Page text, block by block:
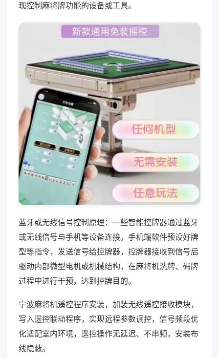
现控制麻将牌功能的设备或工具。
蓝牙或无线信号控制原理：一些智能控牌器通过蓝牙
或无线信号与手机等设备连接。手机端软件预设好牌
型等指令，发送信号给控牌器，控牌器接收到信号后
驱动内部微型电机或机械结构，在麻将机洗牌、码牌
过程中进行干预，达到控牌目的。
宁波麻将机遥控程序安装，加装无线遥控接收模块，
写入遥控联动程序，实现远程参数调控，信号频段优
化适配室内环境，遥控操作无延迟、不串频，安装布
线隐蔽。